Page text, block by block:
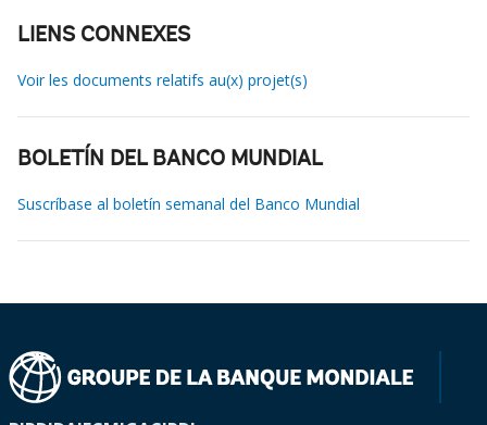
LIENS CONNEXES
Voir les documents relatifs au(x) projet(s)
BOLETÍN DEL BANCO MUNDIAL
Suscríbase al boletín semanal del Banco Mundial